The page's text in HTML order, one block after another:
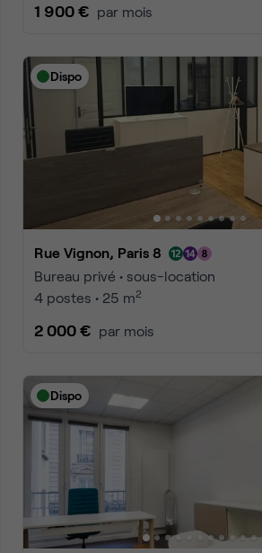
1 900 € par mois
Dispo
Rue Vignon, Paris 8
Bureau privé • sous-location
4 postes • 25 m2
2 000 € par mois
Dispo